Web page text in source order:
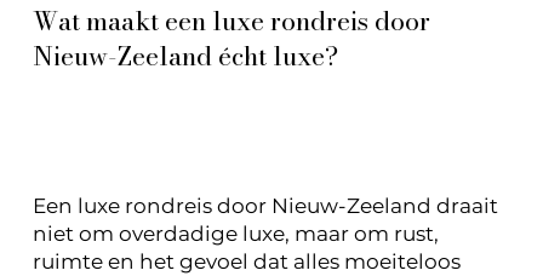
Wat maakt een luxe rondreis door
Nieuw-Zeeland écht luxe?
Een luxe rondreis door Nieuw-Zeeland draait
niet om overdadige luxe, maar om rust,
ruimte en het gevoel dat alles moeiteloos